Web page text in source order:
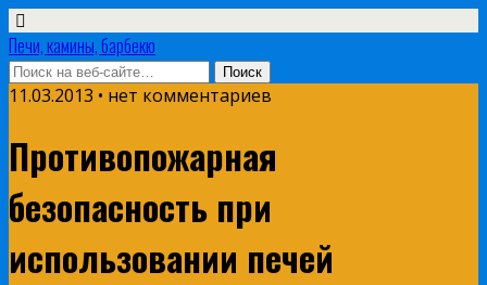
Печи, камины, барбекю
11.03.2013 • нет комментариев
Противопожарная
безопасность при
использовании печей